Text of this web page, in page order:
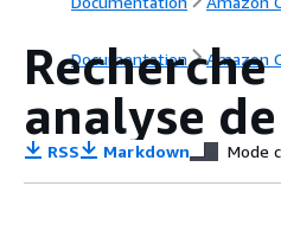
Documentation Amazon
analyse
RSS Markdown Mode